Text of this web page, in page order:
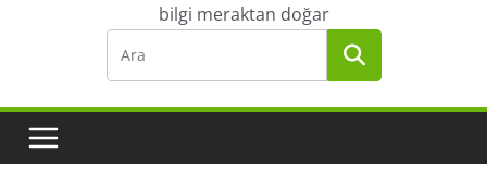
bilgi meraktan doğar